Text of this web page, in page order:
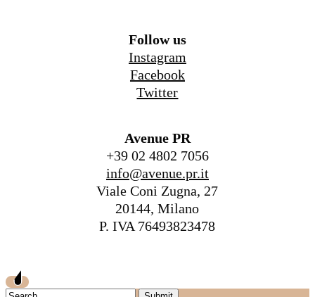
Follow us
Instagram
Facebook
Twitter
Avenue PR
+39 02 4802 7056
info@avenue.pr.it
Viale Coni Zugna, 27
20144, Milano
P. IVA 76493823478